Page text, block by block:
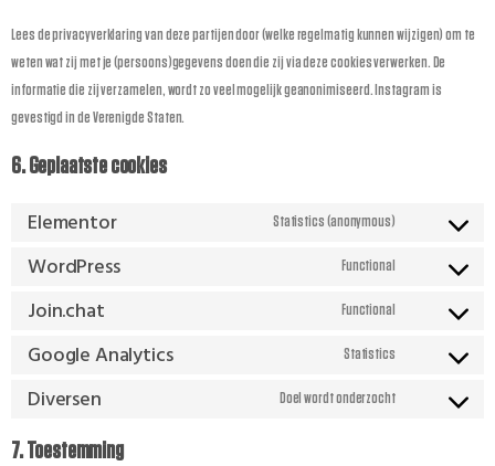
Lees de privacyverklaring van deze partijen door (welke regelmatig kunnen wijzigen) om te
weten wat zij met je (persoons)gegevens doen die zij via deze cookies verwerken. De
informatie die zij verzamelen, wordt zo veel mogelijk geanonimiseerd. Instagram is
gevestigd in de Verenigde Staten.
6. Geplaatste cookies
Elementor Statistics (anonymous)
WordPress Functional
Join.chat Functional
Google Analytics Statistics
Diversen Doel wordt onderzocht
7. Toestemming